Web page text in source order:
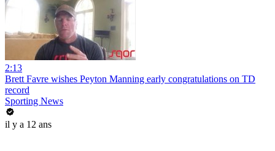
2:13
Brett Favre wishes Peyton Manning early congratulations on TD
record
Sporting News
il y a 12 ans